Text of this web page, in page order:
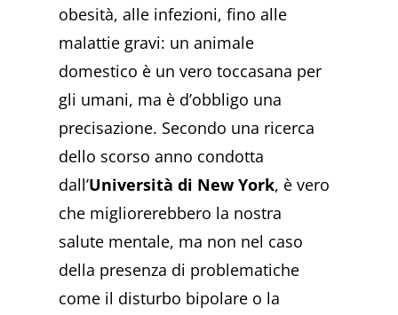
obesità, alle infezioni, fino alle
malattie gravi: un animale
domestico è un vero toccasana per
gli umani, ma è d’obbligo una
precisazione. Secondo una ricerca
dello scorso anno condotta
dall’Università di New York, è vero
che migliorerebbero la nostra
salute mentale, ma non nel caso
della presenza di problematiche
come il disturbo bipolare o la